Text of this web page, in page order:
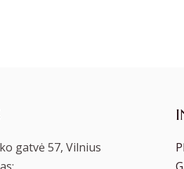
gatvė 57, Vilnius